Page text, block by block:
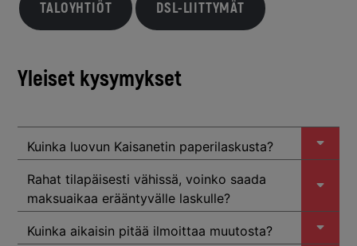
TALOYHTIÖT DSL-LIITTYMÄT
Yleiset kysymykset
Kuinka luovun Kaisanetin paperilaskusta?
Rahat tilapäisesti vähissä, voinko saada
maksuaikaa erääntyvälle laskulle?
Kuinka aikaisin pitää ilmoittaa muutosta?